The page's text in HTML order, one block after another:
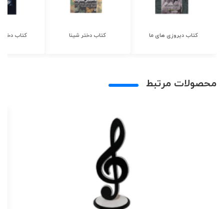
کتاب دیروزی های ما کتاب دختر شینا کتاب دختر
محصولات مرتبط